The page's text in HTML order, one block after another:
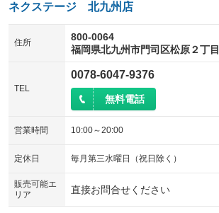
ネクステージ 北九州店
住所
800-0064
福岡県北九州市門司区松原２丁
TEL
0078-6047-9376
無料電話
営業時間 10:00～20:00
定休日 毎月第三水曜日（祝日除く）
販売可能エ
リア
直接お問合せください